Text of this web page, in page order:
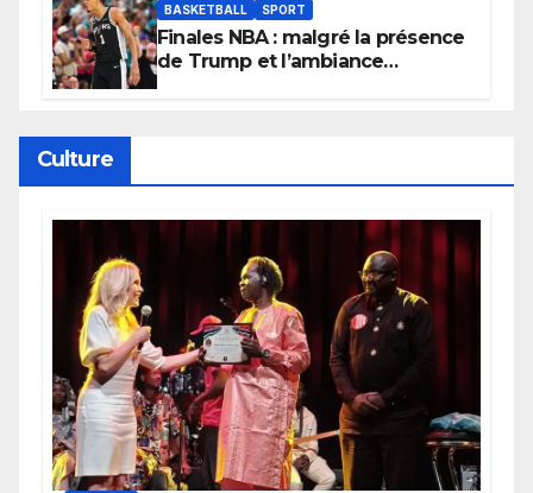
BASKETBALL SPORT
Finales NBA : malgré la présence
de Trump et l’ambiance
Culture